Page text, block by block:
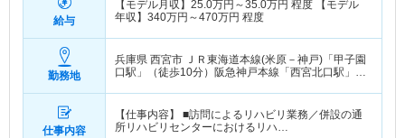
給与
【モデル月収】 25.0万円～35.0万円 程度 【モデル
年収】 340万円～470万円 程度
勤務地
兵庫県 西宮市 ＪＲ東海道本線(米原－神戸)「甲子園
口駅」（徒歩10分）阪急神戸本線「西宮北口駅」
仕事内容
【仕事内容】 ■訪問によるリハビリ業務／併設の通
所リハビリセンターにおけるリハ…